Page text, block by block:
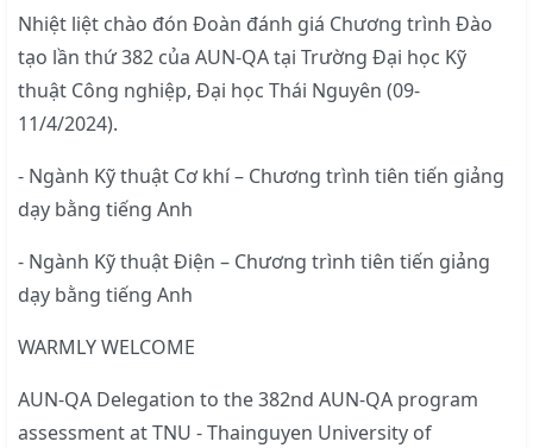
Nhiệt liệt chào đón Đoàn đánh giá Chương trình Đào
tạo lần thứ 382 của AUN-QA tại Trường Đại học Kỹ
thuật Công nghiệp, Đại học Thái Nguyên (09-
11/4/2024).
- Ngành Kỹ thuật Cơ khí – Chương trình tiên tiến giảng
dạy bằng tiếng Anh
- Ngành Kỹ thuật Điện – Chương trình tiên tiến giảng
dạy bằng tiếng Anh
WARMLY WELCOME
AUN-QA Delegation to the 382nd AUN-QA program
assessment at TNU - Thainguyen University of